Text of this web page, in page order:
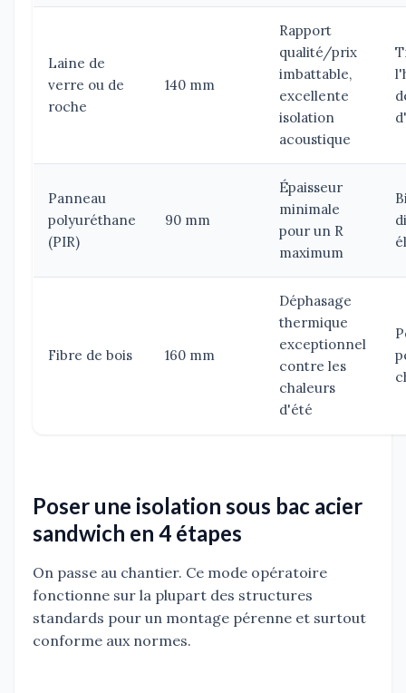
Laine de
verre ou de
roche
140 mm
Rapport
qualité/prix
imbattable,
excellente
isolation
acoustique
Panneau
polyuréthane
(PIR)
90 mm
Épaisseur
minimale
pour un R
maximum
Fibre de bois 160 mm
Déphasage
thermique
exceptionnel
contre les
chaleurs
d'été
Poser une isolation sous bac acier
sandwich en 4 étapes
On passe au chantier. Ce mode opératoire
fonctionne sur la plupart des structures
standards pour un montage pérenne et surtout
conforme aux normes.